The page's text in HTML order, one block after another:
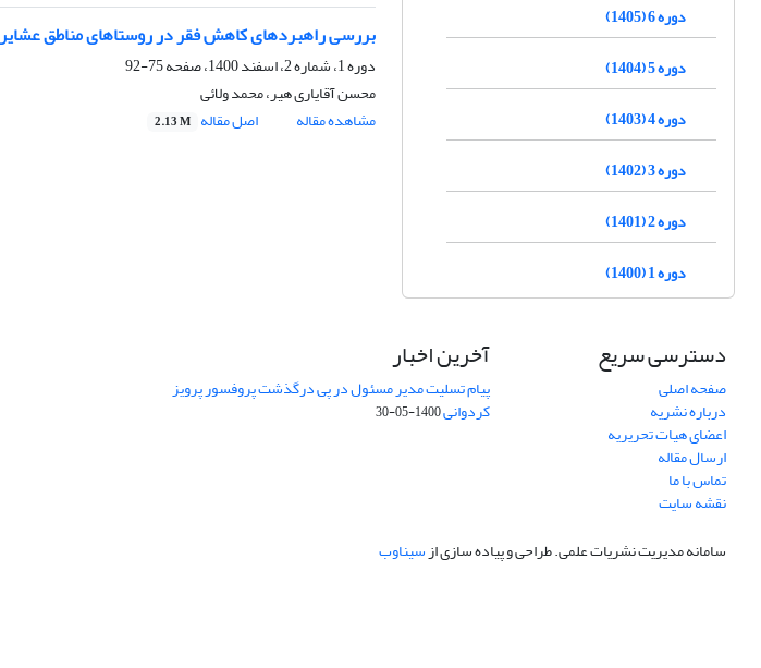
بررسی راهبردهای کاهش فقر در روستاهای مناطق
دوره 1، شماره 2، اسفند 1400، صفحه
75-92
محسن آقایاری هیر، محمد ولائی
مشاهده مقاله
اصل مقاله 2.13 M
دوره 6 (1405)
دوره 5 (1404)
دوره 4 (1403)
دوره 3 (1402)
دوره 2 (1401)
دوره 1 (1400)
دسترسی سریع
صفحه اصلی
درباره نشریه
اعضای هیات تحریریه
ارسال مقاله
تماس با ما
نقشه سایت
آخرین اخبار
پیام تسلیت مدیر مسئول در پی درگذشت پروفسور پرویز
کردوانی1400-05-30
سامانه مدیریت نشریات علمی.طراحی و پیاده سازی ازسیناوب